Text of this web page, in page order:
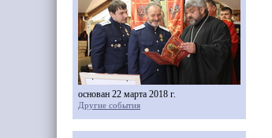
основан 22 марта 2018 г.
Другие события